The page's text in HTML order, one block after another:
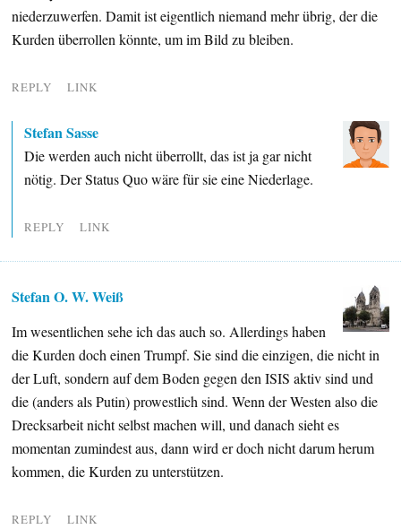
niederzuwerfen. Damit ist eigentlich niemand mehr übrig, der die
Kurden überrollen könnte, um im Bild zu bleiben.
REPLY LINK
Stefan Sasse
Die werden auch nicht überrollt, das ist ja gar nicht
nötig. Der Status Quo wäre für sie eine Niederlage.
REPLY LINK
Stefan O. W. Weiß
Im wesentlichen sehe ich das auch so. Allerdings haben
die Kurden doch einen Trumpf. Sie sind die einzigen, die nicht in
der Luft, sondern auf dem Boden gegen den ISIS aktiv sind und
die (anders als Putin) prowestlich sind. Wenn der Westen also die
Drecksarbeit nicht selbst machen will, und danach sieht es
momentan zumindest aus, dann wird er doch nicht darum herum
kommen, die Kurden zu unterstützen.
REPLY LINK